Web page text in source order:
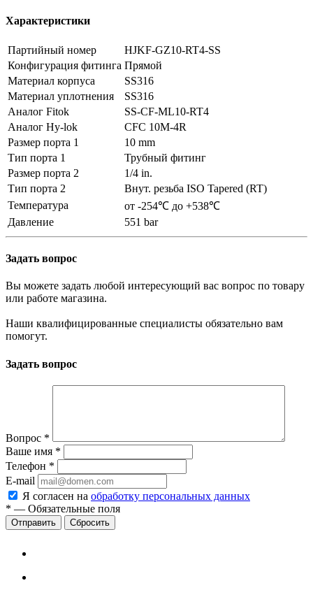
Характеристики
Партийный номер
HJKF-GZ10-RT4-SS
Конфигурация фитинга Прямой
Материал корпуса
SS316
Материал уплотнения
SS316
Аналог Fitok
SS-CF-ML10-RT4
Аналог Hy-lok
CFC 10M-4R
Размер порта 1
10 mm
Тип порта 1
Трубный фитинг
Размер порта 2
1/4 in.
Тип порта 2
Внут. резьба ISO Tapered (RT)
Температура
от -254℃ до +538℃
Давление
551 bar
Задать вопрос
Вы можете задать любой интересующий вас вопрос по товару
или работе магазина.
Наши квалифицированные специалисты обязательно вам
помогут.
Задать вопрос
Вопрос *
Ваше имя *
Телефон *
E-mail
Я согласен на обработку персональных данных
* — Обязательные поля
Сбросить